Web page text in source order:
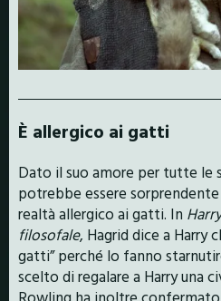
È allergico ai gatti
Dato il suo amore per tutte le
potrebbe essere
realtà allergico ai gatti. In
filosofale, Hagrid dice a Harry
gatti” perché lo fanno
scelto di regalare a Harry una